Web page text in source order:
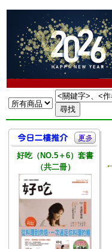
好吃（NO.5＋6）套書
（共二冊）